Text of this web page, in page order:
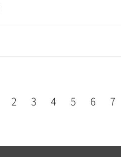
2 3 4 5 6 7